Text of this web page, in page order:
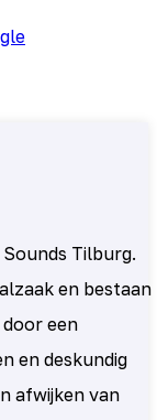
Tilburg.
en bestaan
een
en deskundig
afwijken van